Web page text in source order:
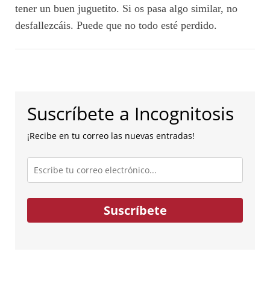
tener un buen juguetito. Si os pasa algo similar, no
desfallezcáis. Puede que no todo esté perdido.
Suscríbete a Incognitosis
¡Recibe en tu correo las nuevas entradas!
Escribe
tu
correo
electrónico...
Suscríbete